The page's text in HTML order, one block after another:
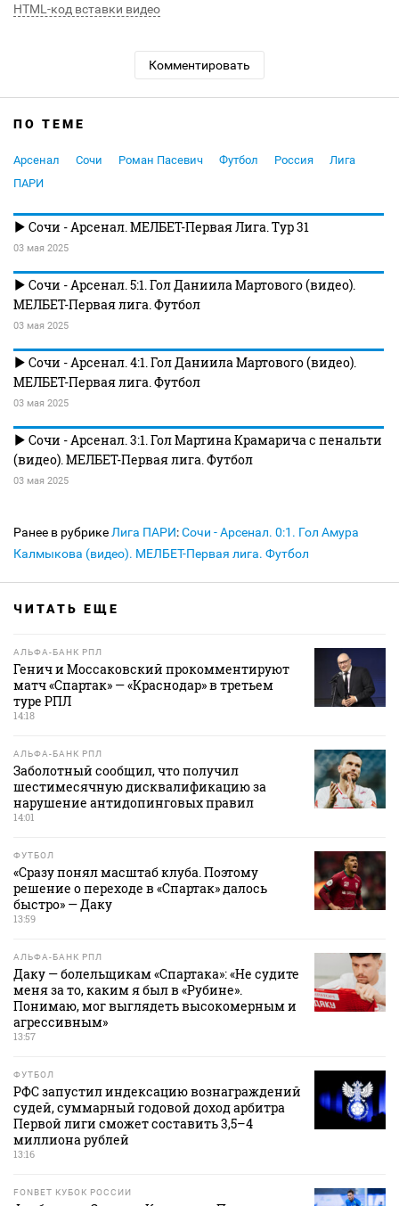
HTML-код вставки видео
Комментировать
ПО ТЕМЕ
Арсенал Сочи Роман Пасевич Футбол Россия
Лига
ПАРИ
Сочи - Арсенал. МЕЛБЕТ-Первая Лига. Тур 31
03 мая 2025
Сочи - Арсенал. 5:1. Гол Даниила Мартового (видео).
МЕЛБЕТ-Первая лига. Футбол
03 мая 2025
Сочи - Арсенал. 4:1. Гол Даниила Мартового (видео).
МЕЛБЕТ-Первая лига. Футбол
03 мая 2025
Сочи - Арсенал. 3:1. Гол Мартина Крамарича с пенальти
(видео). МЕЛБЕТ-Первая лига. Футбол
03 мая 2025
Ранее в рубрике Лига ПАРИ:Сочи - Арсенал. 0:1. Гол Амура
Калмыкова (видео). МЕЛБЕТ-Первая лига. Футбол
ЧИТАТЬ ЕЩЕ
АЛЬФА-БАНК РПЛ
Генич и Моссаковский прокомментируют
матч «Спартак» — «Краснодар» в третьем
туре РПЛ
14:18
АЛЬФА-БАНК РПЛ
Заболотный сообщил, что получил
шестимесячную дисквалификацию за
нарушение антидопинговых правил
14:01
ФУТБОЛ
«Сразу понял масштаб клуба. Поэтому
решение о переходе в «Спартак» далось
быстро» — Даку
13:59
АЛЬФА-БАНК РПЛ
Даку — болельщикам «Спартака»: «Не судите
меня за то, каким я был в «Рубине».
Понимаю, мог выглядеть высокомерным и
агрессивным»
13:57
ФУТБОЛ
РФС запустил индексацию вознаграждений
судей, суммарный годовой доход арбитра
Первой лиги сможет составить 3,5–4
миллиона рублей
13:16
FONBET КУБОК РОССИИ